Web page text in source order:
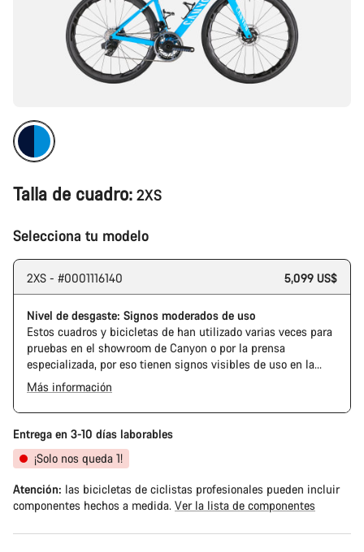
Talla de cuadro: 2XS
Selecciona tu modelo
2XS - #0001116140 5,099 US$
Nivel de desgaste: Signos moderados de uso
Estos cuadros y bicicletas de han utilizado varias veces para
pruebas en el showroom de Canyon o por la prensa
especializada, por eso tienen signos visibles de uso en la
cadena y el casete. Además, es posible que el cuadro o los
componentes tengan alguna marca, daños en la pintura o
desviaciones de color. En cualquier caso, todas sus piezas
funcionan perfectamente.
The Pro Bike has the visual design of the Ultimate CFR but is
built on the Ultimate CF SLX platform.
Más información
Entrega en 3-10 días laborables
¡Solo nos queda 1!
Atención: las bicicletas de ciclistas profesionales pueden incluir
componentes hechos a medida. Ver la lista de componentes